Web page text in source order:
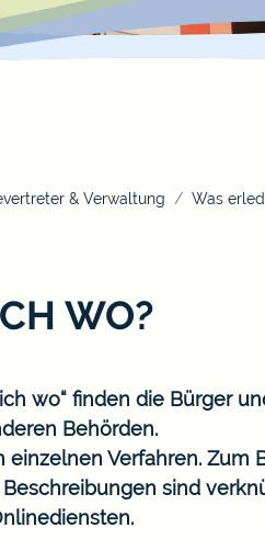
& Verwaltung Was
WO?
wo“ finden die Bürger
Behörden.
Verfahren.
sind